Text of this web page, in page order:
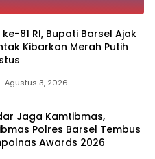
81 RI, Bupati Barsel Ajak
Kibarkan Merah Putih
Agustus 3, 2026
Jaga Kamtibmas,
Polres Barsel Tembus
Awards 2026